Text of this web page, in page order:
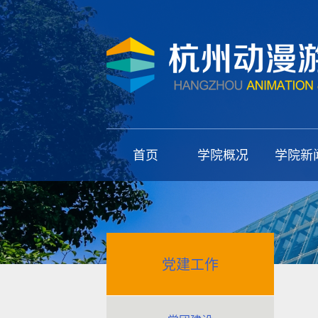
首页 学院概况 学院新
党建工作